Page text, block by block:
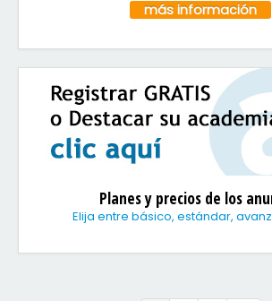
más información
Planes y precios de los
Elija entre básico, estándar,